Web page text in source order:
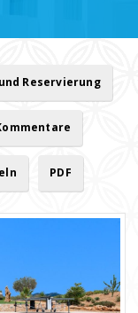
Reservierung
PDF